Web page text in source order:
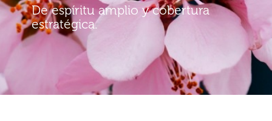
De espíritu amplio y cobertura
estratégica.